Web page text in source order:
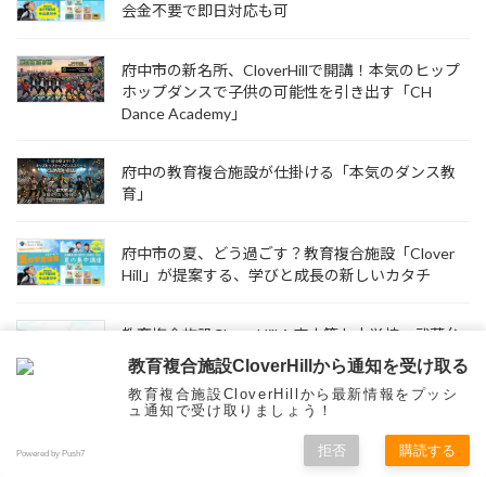
会金不要で即日対応も可
府中市の新名所、CloverHillで開講！本気のヒップ
ホップダンスで子供の可能性を引き出す「CH
Dance Academy」
府中の教育複合施設が仕掛ける「本気のダンス教
育」
府中市の夏、どう過ごす？教育複合施設「Clover
Hill」が提案する、学びと成長の新しいカタチ
教育複合施設CloverHill：府中第七小学校・武蔵台
小学校の統合で見据える、子どもたちの未来
「やりたいこと」が見つからない夏へ。お子様の
教育複合施設CloverHillから通知を受け取る
教育複合施設CloverHillから最新情報をプッシ
ュ通知で受け取りましょう！
Powered by Push7 拒否 購読する